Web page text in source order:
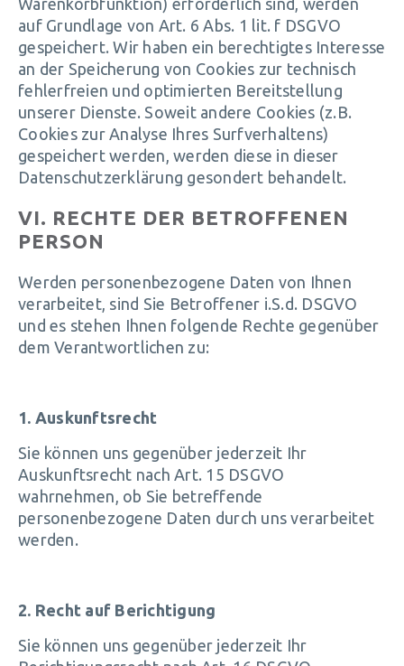
Warenkorbfunktion) erforderlich sind, werden
auf Grundlage von Art. 6 Abs. 1 lit. f DSGVO
gespeichert. Wir haben ein berechtigtes Interesse
an der Speicherung von Cookies zur technisch
fehlerfreien und optimierten Bereitstellung
unserer Dienste. Soweit andere Cookies (z.B.
Cookies zur Analyse Ihres Surfverhaltens)
gespeichert werden, werden diese in dieser
Datenschutzerklärung gesondert behandelt.
VI. RECHTE DER BETROFFENEN
PERSON
Werden personenbezogene Daten von Ihnen
verarbeitet, sind Sie Betroffener i.S.d. DSGVO
und es stehen Ihnen folgende Rechte gegenüber
dem Verantwortlichen zu:
1. Auskunftsrecht
Sie können uns gegenüber jederzeit Ihr
Auskunftsrecht nach Art. 15 DSGVO
wahrnehmen, ob Sie betreffende
personenbezogene Daten durch uns verarbeitet
werden.
2. Recht auf Berichtigung
Sie können uns gegenüber jederzeit Ihr